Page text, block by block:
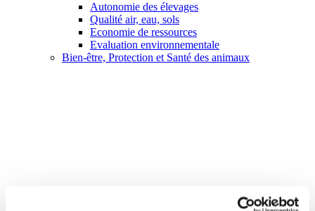
Autonomie des élevages
Qualité air, eau, sols
Economie de ressources
Evaluation environnementale
Bien-être, Protection et Santé des animaux